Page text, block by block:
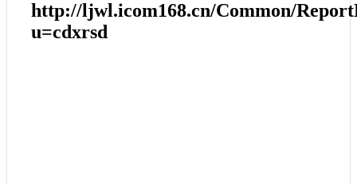
http://ljwl.icom168.cn/Common/
u=cdxrsd